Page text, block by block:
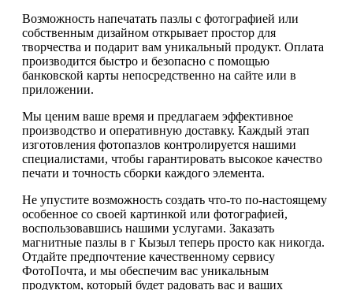
Возможность напечатать пазлы с фотографией или
собственным дизайном открывает простор для
творчества и подарит вам уникальный продукт. Оплата
производится быстро и безопасно с помощью
банковской карты непосредственно на сайте или в
приложении.
Мы ценим ваше время и предлагаем эффективное
производство и оперативную доставку. Каждый этап
изготовления фотопазлов контролируется нашими
специалистами, чтобы гарантировать высокое качество
печати и точность сборки каждого элемента.
Не упустите возможность создать что-то по-настоящему
особенное со своей картинкой или фотографией,
воспользовавшись нашими услугами. Заказать
магнитные пазлы в г Кызыл теперь просто как никогда.
Отдайте предпочтение качественному сервису
ФотоПочта, и мы обеспечим вас уникальным
продуктом, который будет радовать вас и ваших